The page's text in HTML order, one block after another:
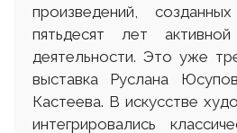
произведений,
пятьдесят лет
деятельности. Это уже
выставка Руслана
Кастеева. В искусстве
интегрировались